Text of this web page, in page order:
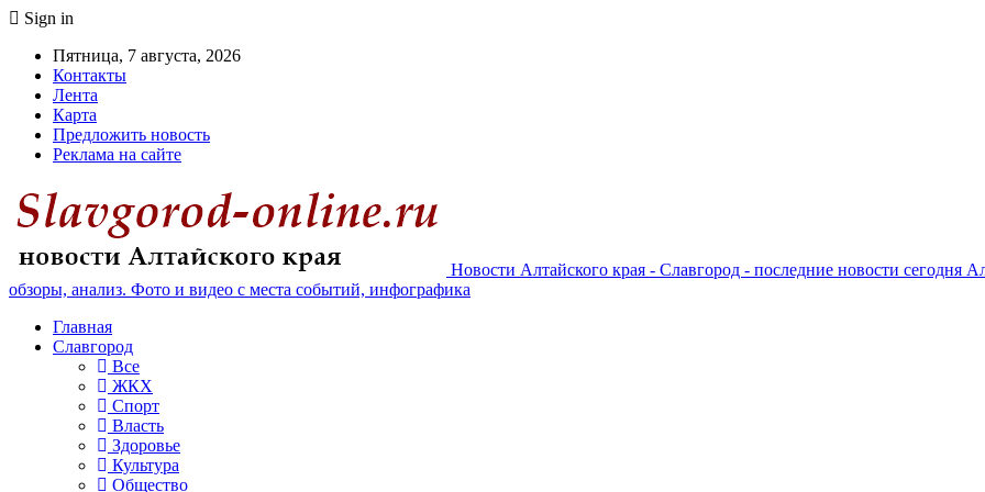
Sign in
Пятница, 7 августа, 2026
Контакты
Лента
Карта
Предложить новость
Реклама на сайте
Новости Алтайского края - Славгород - последние новости сегодня
обзоры, анализ. Фото и видео с места событий, инфографика
Главная
Славгород
Все
ЖКХ
Спорт
Власть
Здоровье
Культура
Общество